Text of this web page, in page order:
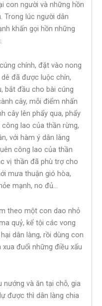
con người và những hồn
Trong lúc người dân
khấn gọi hồn những
chính, đặt vào nong
đã được luộc chín,
bắt đầu cho bài cúng
cây, mỗi điểm nhấn
cây lên phẩy qua, phẩy
lao của thần rừng,
với hàm ý dân làng
công lao của thần
vị thần đã phù trợ cho
mưa thuận gió hòa,
mạnh, no đủ…
theo một con dao nhỏ
quỷ, kể tội các vong
dân làng, rồi dùng con
đuổi những điều xấu
nướng và ăn tại chỗ, gia
được thì dân làng chia